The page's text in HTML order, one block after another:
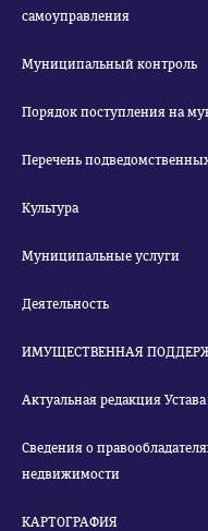
самоуправления
Муниципальный контроль
Порядок поступления на
Перечень
Культура
Муниципальные услуги
Деятельность
ИМУЩЕСТВЕННАЯ
Актуальная редакция Устава
Сведения о
недвижимости
КАРТОГРАФИЯ